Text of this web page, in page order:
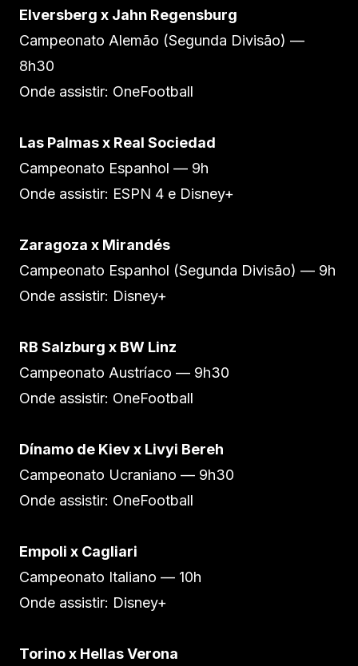
Elversberg x Jahn Regensburg
Campeonato Alemão (Segunda Divisão) —
8h30
Onde assistir: OneFootball
Las Palmas x Real Sociedad
Campeonato Espanhol — 9h
Onde assistir: ESPN 4 e Disney+
Zaragoza x Mirandés
Campeonato Espanhol (Segunda Divisão) — 9h
Onde assistir: Disney+
RB Salzburg x BW Linz
Campeonato Austríaco — 9h30
Onde assistir: OneFootball
Dínamo de Kiev x Livyi Bereh
Campeonato Ucraniano — 9h30
Onde assistir: OneFootball
Empoli x Cagliari
Campeonato Italiano — 10h
Onde assistir: Disney+
Torino x Hellas Verona